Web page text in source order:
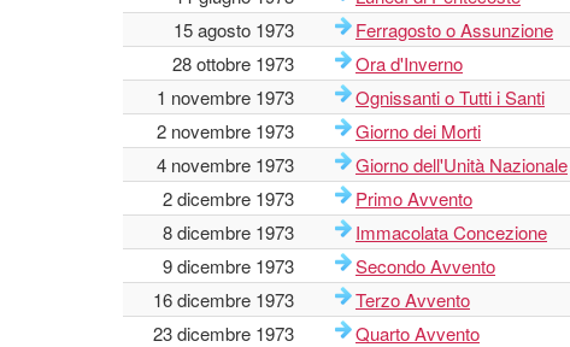
15 agosto 1973
Ferragosto o Assunzione
28 ottobre 1973
Ora d'Inverno
1 novembre 1973
Ognissanti o Tutti i Santi
2 novembre 1973
Giorno dei Morti
4 novembre 1973
Giorno dell'Unità Nazionale
2 dicembre 1973
Primo Avvento
8 dicembre 1973
Immacolata Concezione
9 dicembre 1973
Secondo Avvento
16 dicembre 1973
Terzo Avvento
23 dicembre 1973
Quarto Avvento